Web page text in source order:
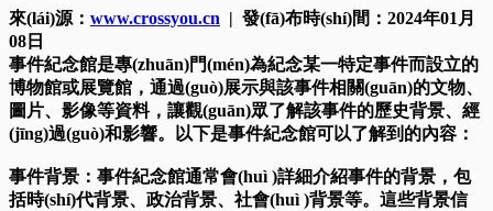
來(lái)源： www.crossyou.cn | 發(fā)布時(shí)間：2024年01月
08日
事件紀念館是專(zhuān)門(mén)為紀念某一特定事件而設立的
博物館或展覽館，通過(guò)展示與該事件相關(guān)的文物、
圖片、影像等資料，讓觀(guān)眾了解該事件的歷史背景、經
(jīng)過(guò)和影響。以下是事件紀念館可以了解到的內容：
事件背景：事件紀念館通常會(huì )詳細介紹事件的背景，包
括時(shí)代背景、政治背景、社會(huì )背景等。這些背景信